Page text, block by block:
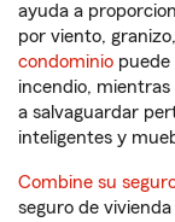
ayuda a
por viento,
condominio puede
incendio, mientras
a salvaguardar
inteligentes y
Combine su
seguro de